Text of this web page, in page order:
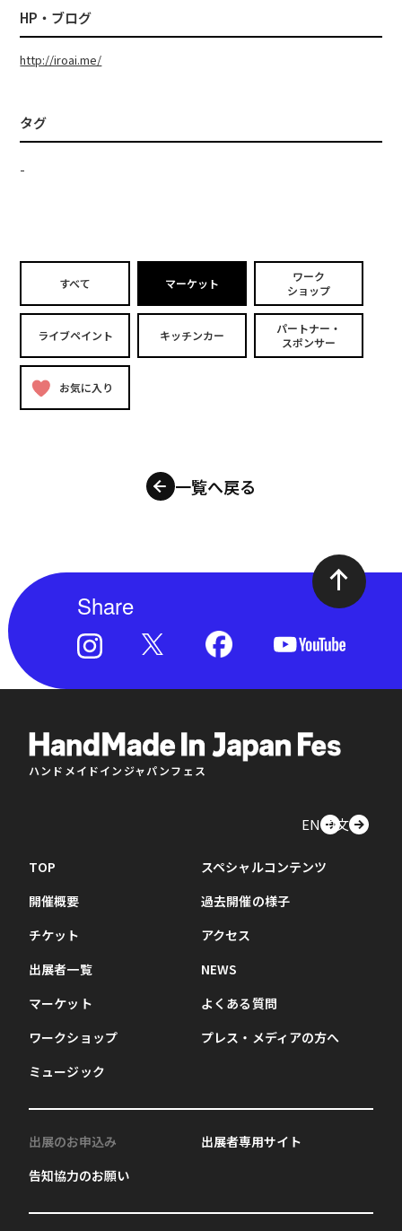
HP・ブログ
http://iroai.me/
タグ
-
すべて マーケット
ワーク
ショップ
ライブペイント キッチンカー
パートナー・
スポンサー
お気に入り
一覧へ戻る
Share
ハンドメイドインジャパンフェス
EN中文
TOP
開催概要
チケット
出展者一覧
マーケット
ワークショップ
ミュージック
スペシャルコンテンツ
過去開催の様子
アクセス
NEWS
よくある質問
プレス・メディアの方へ
出展のお申込み
告知協力のお願い
出展者専用サイト